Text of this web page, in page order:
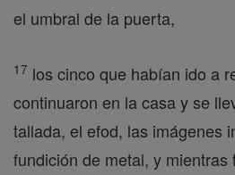
el umbral de la puerta,
17 los cinco que habían ido a
continuaron en la casa y se
tallada, el efod, las imágenes
fundición de metal, y mientras